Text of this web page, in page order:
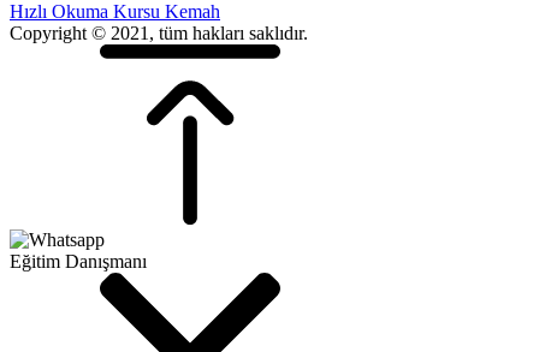
Hızlı Okuma Kursu Kemah
Copyright © 2021, tüm hakları saklıdır.
Eğitim Danışmanı